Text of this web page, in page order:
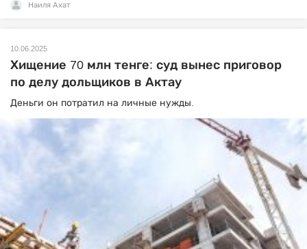
Наиля Ахат
10.06.2025
Хищение 70 млн тенге: суд вынес приговор
по делу дольщиков в Актау
Деньги он потратил на личные нужды.